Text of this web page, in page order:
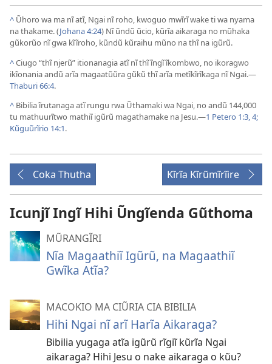
^ Ũhoro wa ma nĩ atĩ, Ngai nĩ roho, kwoguo mwĩrĩ wake ti wa nyama
na thakame. (Johana 4:24) Nĩ ũndũ ũcio, kũrĩa aikaraga no mũhaka
gũkorũo nĩ gwa kĩĩroho, kũndũ kũraihu mũno na thĩ na igũrũ.
^Ciugo “thĩ njerũ” itionanagia atĩ nĩ thĩ ĩngĩ ĩkombwo, no ikoragwo
ikĩonania andũ arĩa magaatũũra gũkũ thĩ arĩa metĩkĩrĩkaga nĩ Ngai.—
Thaburi 66:4.
^ Bibilia ĩrutanaga atĩ rungu rwa Ũthamaki wa Ngai, no andũ 144,000
tu mathuurĩtwo mathiĩ igũrũ magathamake na Jesu.—1 Petero 1:3, 4;
Kũguũrĩrio 14:1.
Coka Thutha Kĩrĩa Kĩrũmĩrĩire
Icunjĩ Ingĩ Hihi Ũngĩenda Gũthoma
MŨRANGĨRI
Nĩa Magaathiĩ Igũrũ, na Magaathiĩ
Gwĩka Atĩa?
MACOKIO MA CIŨRIA CIA BIBILIA
Hihi Ngai nĩ arĩ Harĩa Aikaraga?
Bibilia yugaga atĩa igũrũ rĩgiĩ kũrĩa Ngai
aikaraga? Hihi Jesu o nake aikaraga o kũu?